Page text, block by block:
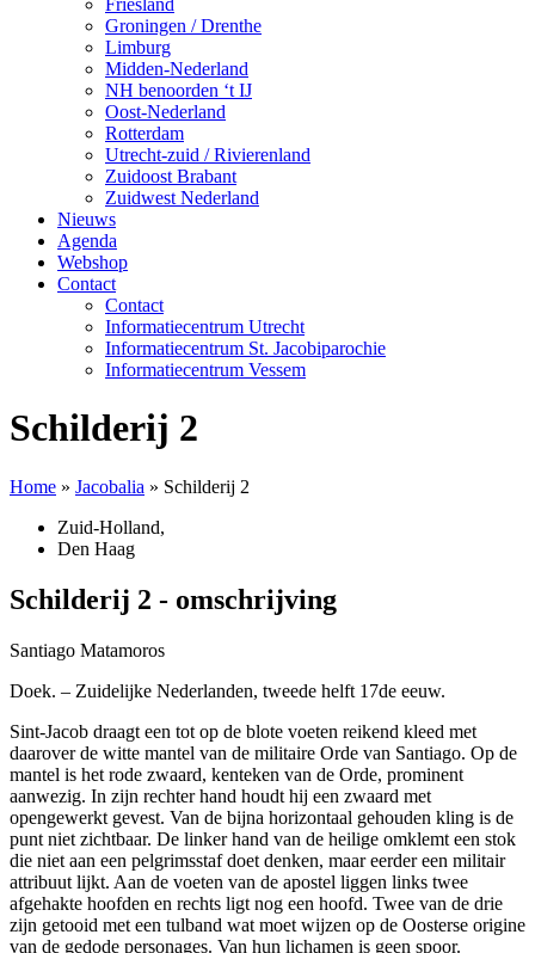
Friesland
Groningen / Drenthe
Limburg
Midden-Nederland
NH benoorden ‘t IJ
Oost-Nederland
Rotterdam
Utrecht-zuid / Rivierenland
Zuidoost Brabant
Zuidwest Nederland
Nieuws
Agenda
Webshop
Contact
Contact
Informatiecentrum Utrecht
Informatiecentrum St. Jacobiparochie
Informatiecentrum Vessem
Schilderij 2
Home » Jacobalia » Schilderij 2
Zuid-Holland,
Den Haag
Schilderij 2 - omschrijving
Santiago Matamoros
Doek. – Zuidelijke Nederlanden, tweede helft 17de eeuw.
Sint-Jacob draagt een tot op de blote voeten reikend kleed met
daarover de witte mantel van de militaire Orde van Santiago. Op de
mantel is het rode zwaard, kenteken van de Orde, prominent
aanwezig. In zijn rechter hand houdt hij een zwaard met
opengewerkt gevest. Van de bijna horizontaal gehouden kling is de
punt niet zichtbaar. De linker hand van de heilige omklemt een stok
die niet aan een pelgrimsstaf doet denken, maar eerder een militair
attribuut lijkt. Aan de voeten van de apostel liggen links twee
afgehakte hoofden en rechts ligt nog een hoofd. Twee van de drie
zijn getooid met een tulband wat moet wijzen op de Oosterse origine
van de gedode personages. Van hun lichamen is geen spoor.